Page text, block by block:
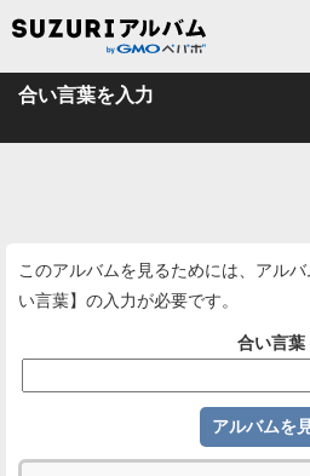
合い言葉を入力
このアルバムを見るためには、アル
い言葉】の入力が必要です。
合い言葉